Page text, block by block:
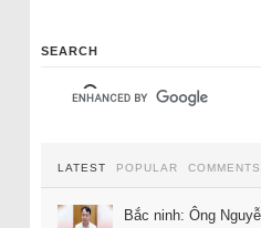
SEARCH
LATEST POPULAR COMMENTS
Bắc ninh: Ông